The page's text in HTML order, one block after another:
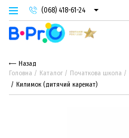
(068) 418-61-24
(093) 974-66-94
(095) 987-29-55
Назад
Головна
Каталог Початкова школа
Килимок (дитячий каремат)